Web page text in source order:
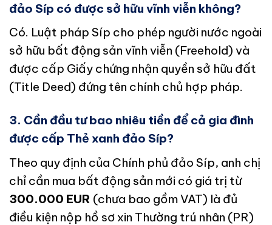
đảo Síp có được sở hữu vĩnh viễn không?
Có. Luật pháp Síp cho phép người nước ngoài
sở hữu bất động sản vĩnh viễn (Freehold) và
được cấp Giấy chứng nhận quyền sở hữu đất
(Title Deed) đứng tên chính chủ hợp pháp.
3. Cần đầu tư bao nhiêu tiền để cả gia đình
được cấp Thẻ xanh đảo Síp?
Theo quy định của Chính phủ đảo Síp, anh chị
chỉ cần mua bất động sản mới có giá trị từ
300.000 EUR (chưa bao gồm VAT) là đủ
điều kiện nộp hồ sơ xin Thường trú nhân (PR)